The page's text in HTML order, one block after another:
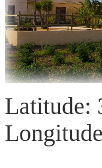
Latitude: